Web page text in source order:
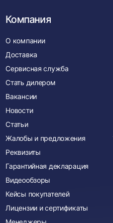
Компания
О компании
Доставка
Сервисная служба
Стать дилером
Вакансии
Новости
Статьи
Жалобы и предложения
Реквизиты
Гарантийная декларация
Видеообзоры
Кейсы покупателей
Лицензии и сертификаты